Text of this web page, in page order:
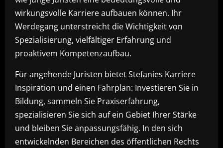
wirkungsvolle Karriere aufbauen können. Ihr
Werdegang unterstreicht die Wichtigkeit von
Spezialisierung, vielfältiger Erfahrung und
proaktivem Kompetenzaufbau.
Für angehende Juristen bietet Stefanies Karriere
Inspiration und einen Fahrplan: Investieren Sie in
Bildung, sammeln Sie Praxiserfahrung,
spezialisieren Sie sich auf ein Gebiet Ihrer Stärke
und bleiben Sie anpassungsfähig. In den sich
entwickelnden Bereichen des öffentlichen Rechts